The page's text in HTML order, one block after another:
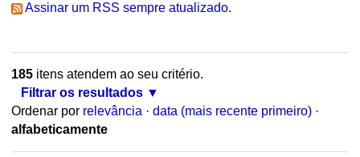
Assinar um RSS sempre atualizado.
185itens atendem ao seu critério.
Filtrar os resultados
Ordenar por relevância · data (mais recente primeiro) ·
alfabeticamente